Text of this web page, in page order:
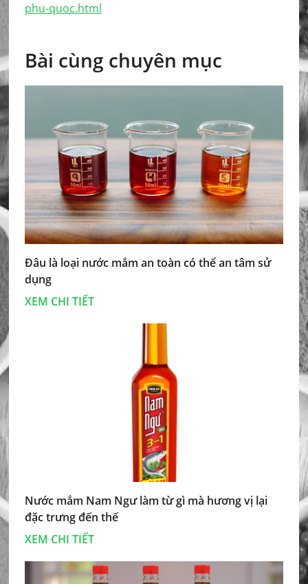
phu-quoc.html
Bài cùng chuyên mục
Đâu là loại nước mắm an toàn có thể an tâm sử
dụng
XEM CHI TIẾT
Nước mắm Nam Ngư làm từ gì mà hương vị lại
đặc trưng đến thế
XEM CHI TIẾT